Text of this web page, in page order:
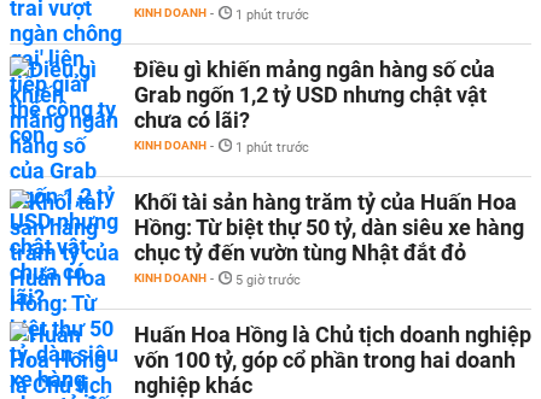
KINH DOANH - 1 phút trước
Điều gì khiến mảng ngân hàng số của
Grab ngốn 1,2 tỷ USD nhưng chật vật
chưa có lãi?
KINH DOANH - 1 phút trước
Khối tài sản hàng trăm tỷ của Huấn Hoa
Hồng: Từ biệt thự 50 tỷ, dàn siêu xe hàng
chục tỷ đến vườn tùng Nhật đắt đỏ
KINH DOANH - 5 giờ trước
Huấn Hoa Hồng là Chủ tịch doanh nghiệp
vốn 100 tỷ, góp cổ phần trong hai doanh
nghiệp khác